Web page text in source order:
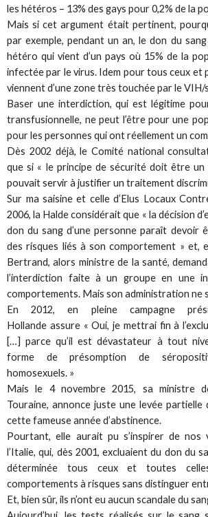
les hétéros – 13% des gays pour 0,2% de la
Mais si cet argument était pertinent,
par exemple, pendant un an, le don du
hétéro qui vient d’un pays où 15% de la
infectée par le virus. Idem pour tous ceux et
viennent d’une zone très touchée par le VIH/
Baser une interdiction, qui est légitime
transfusionnelle, ne peut l’être pour une
pour les personnes qui ont réellement un
Dès 2002 déjà, le Comité national
que si « le principe de sécurité doit être un
pouvait servir à justifier un traitement
Sur ma saisine et celle d’Elus Locaux
2006, la Halde considérait que « la décision
don du sang d’une personne paraît devoir
des risques liés à son comportement » et,
Bertrand, alors ministre de la santé,
l’interdiction faite à un groupe en une
comportements. Mais son administration ne
En 2012, en pleine campagne
Hollande assure « Oui, je mettrai fin à
[…] parce qu’il est dévastateur à tout
forme de présomption de
homosexuels. »
Mais le 4 novembre 2015, sa ministre
Touraine, annonce juste une levée partielle
cette fameuse année d’abstinence.
Pourtant, elle aurait pu s’inspirer de nos
l’Italie, qui, dès 2001, excluaient du don du
déterminée tous ceux et toutes
comportements à risques sans distinguer
Et, bien sûr, ils n’ont eu aucun scandale du